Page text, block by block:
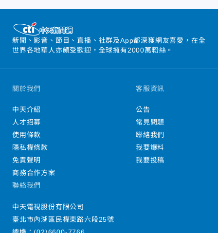
新聞、影音、節目、直播、社群及App都深獲網友喜愛，在全
世界各地華人亦頗受歡迎，全球擁有2000萬粉絲。
關於我們
中天介紹
人才招募
使用條款
隱私權條款
免責聲明
商務合作方案
客服資訊
公告
常見問題
聯絡我們
我要爆料
我要投稿
聯絡我們
中天電視股份有限公司
臺北市內湖區民權東路六段25號